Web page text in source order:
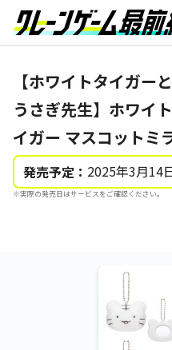
【ホワイトタイガー
うさぎ先生】ホワイ
イガー マスコットミ
発売予定： 2025年3月14
※実際の発売日はサービスをご確認ください。